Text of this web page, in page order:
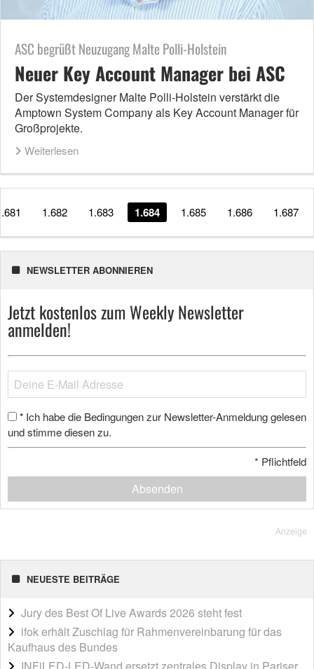
ASC begrüßt Neuzugang Malte Polli-Holstein
Neuer Key Account Manager bei ASC
Der Systemdesigner Malte Polli-Holstein verstärkt die
Amptown System Company als Key Account Manager für
Großprojekte.
Weiterlesen
1.682 1.683 1.684 1.685 1.686 1.687
NEWSLETTER ABONNIEREN
Jetzt kostenlos zum Weekly Newsletter
anmelden!
* Ich habe die Bedingungen zur Newsletter-Anmeldung gelesen
und stimme diesen zu.
* Pflichtfeld
Absenden
Anzeige
NEUESTE BEITRÄGE
Jury des Best Of Live Awards 2026 steht fest
ifok erhält Zuschlag für Rahmenvereinbarung für das
Kaufhaus des Bundes
INFiLED-LED-Wand ersetzt zentrales Display in Pariser